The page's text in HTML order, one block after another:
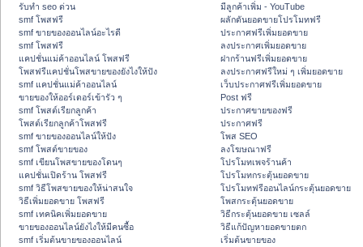
รับทำ seo ด่วน
smf โพสฟรี
smf ขายของออนไลน์อะไรดี
smf โพสฟรี
แคปชั่นแม่ค้าออนไลน์ โพสฟรี
โพสฟรีแคปชั่นโพสขายของยังไงให้ปัง
smf แคปชั่นแม่ค้าออนไลน์
ขายของให้ออร์เดอร์เข้ารัว ๆ
smf โพสต์เรียกลูกค้า
โพสต์เรียกลูกค้าโพสฟรี
smf ขายของออนไลน์ให้ปัง
smf โพสต์ขายของ
smf เขียนโพสขายของโดนๆ
แคปชั่นเปิดร้าน โพสฟรี
smf วิธีโพสขายของให้น่าสนใจ
วิธีเพิ่มยอดขาย โพสฟรี
smf เทคนิคเพิ่มยอดขาย
ขายของออนไลน์ยังไงให้มีคนซื้อ
smf เริ่มต้นขายของออนไลน์
มีลูกค้าเพิ่ม - YouTube
ผลักดันยอดขายโปรโมทฟรี
ประกาศฟรีเพิ่มยอดขาย
ลงประกาศเพิ่มยอดขาย
ฝากร้านฟรีเพิ่มยอดขาย
ลงประกาศฟรีใหม่ ๆ เพิ่มยอดขาย
เว็บประกาศฟรีเพิ่มยอดขาย
Post ฟรี
ประกาศขายของฟรี
ประกาศฟรี
โพส SEO
ลงโฆษณาฟรี
โปรโมทเพจร้านค้า
โปรโมทกระตุ้นยอดขาย
โปรโมทฟรีออนไลน์กระตุ้นยอดขาย
โพสกระตุ้นยอดขาย
วิธีกระตุ้นยอดขาย เซลล์
วิธีแก้ปัญหายอดขายตก
เริ่มต้นขายของ